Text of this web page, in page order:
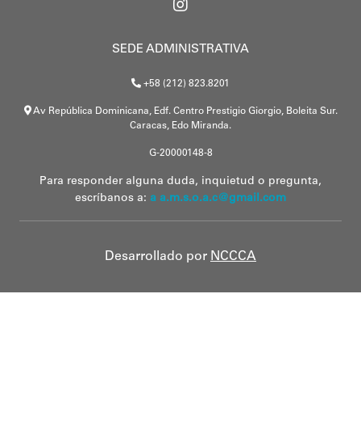
SEDE ADMINISTRATIVA
+58 (212) 823.8201
Av República Dominicana, Edf. Centro Prestigio Giorgio, Boleita Sur.
Caracas, Edo Miranda.
G-20000148-8
Para responder alguna duda, inquietud o pregunta,
escríbanos a: a a.m.s.o.a.c@gmail.com
Desarrollado por NCCCA